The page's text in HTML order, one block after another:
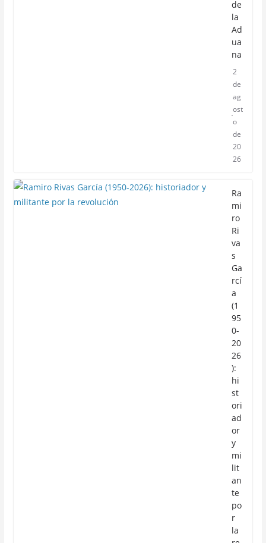
de
la
Ad
ua
na
2
de
ag
ost
o
de
20
26
Ra
mi
ro
Ri
va
s
Ga
rcí
a
(1
95
0-
20
26
):
hi
st
ori
ad
or
y
mi
lit
an
te
po
r
la